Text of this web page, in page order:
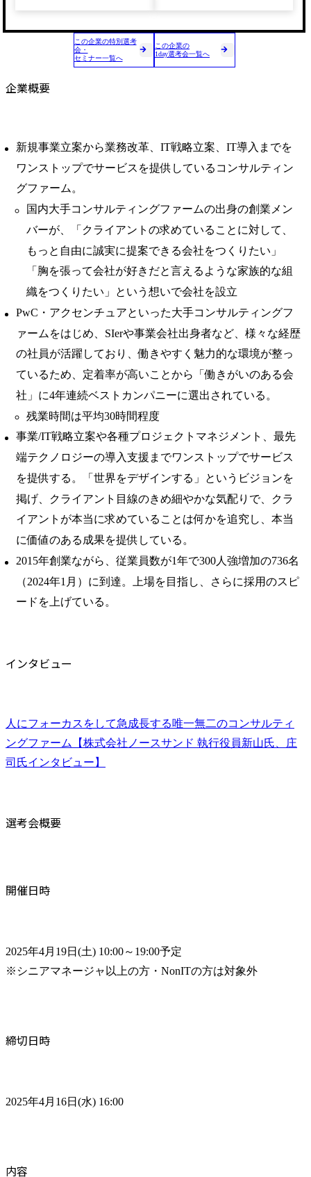
この企業の特別選考
会・
セミナー一覧へ
この企業の
1day選考会一覧へ
企業概要
新規事業立案から業務改革、IT戦略立案、IT導入までを
ワンストップでサービスを提供しているコンサルティン
グファーム。
国内大手コンサルティングファームの出身の創業メン
バーが、「クライアントの求めていることに対して、
もっと自由に誠実に提案できる会社をつくりたい」
「胸を張って会社が好きだと言えるような家族的な組
織をつくりたい」という想いで会社を設立
PwC・アクセンチュアといった大手コンサルティングフ
ァームをはじめ、SIerや事業会社出身者など、様々な経歴
の社員が活躍しており、働きやすく魅力的な環境が整っ
ているため、定着率が高いことから「働きがいのある会
社」に4年連続ベストカンパニーに選出されている。
残業時間は平均30時間程度
事業/IT戦略立案や各種プロジェクトマネジメント、最先
端テクノロジーの導入支援までワンストップでサービス
を提供する。「世界をデザインする」というビジョンを
掲げ、クライアント目線のきめ細やかな気配りで、クラ
イアントが本当に求めていることは何かを追究し、本当
に価値のある成果を提供している。
2015年創業ながら、従業員数が1年で300人強増加の736名
（2024年1月）に到達。上場を目指し、さらに採用のスピ
ードを上げている。
インタビュー
人にフォーカスをして急成長する唯一無二のコンサルティ
ングファーム【株式会社ノースサンド 執行役員新山氏、庄
司氏インタビュー】
選考会概要
開催日時
2025年4月19日(土) 10:00～19:00予定
※シニアマネージャ以上の方・NonITの方は対象外
締切日時
2025年4月16日(水) 16:00
内容